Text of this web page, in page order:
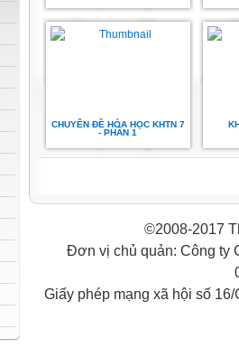
CHUYÊN ĐỀ HÓA HỌC KHTN 7
- PHẦN 1
©2008-2017
Đơn vị chủ quản: Công ty
Giấy phép mạng xã hội số